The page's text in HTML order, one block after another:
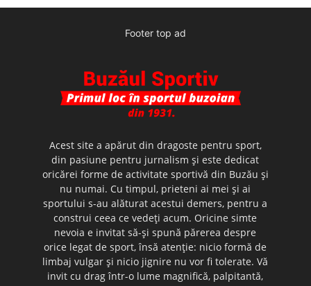
Footer top ad
Acest site a apărut din dragoste pentru sport,
din pasiune pentru jurnalism şi este dedicat
oricărei forme de activitate sportivă din Buzău şi
nu numai. Cu timpul, prieteni ai mei şi ai
sportului s-au alăturat acestui demers, pentru a
construi ceea ce vedeţi acum. Oricine simte
nevoia e invitat să-şi spună părerea despre
orice legat de sport, însă atenţie: nicio formă de
limbaj vulgar şi nicio jignire nu vor fi tolerate. Vă
invit cu drag într-o lume magnifică, palpitantă,